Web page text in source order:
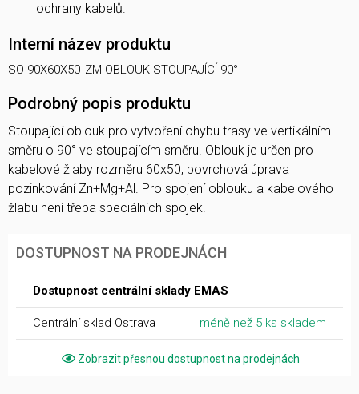
ochrany kabelů.
Interní název produktu
SO 90X60X50_ZM OBLOUK STOUPAJÍCÍ 90°
Podrobný popis produktu
Stoupající oblouk pro vytvoření ohybu trasy ve vertikálním
směru o 90° ve stoupajícím směru. Oblouk je určen pro
kabelové žlaby rozměru 60x50, povrchová úprava
pozinkování Zn+Mg+Al. Pro spojení oblouku a kabelového
žlabu není třeba speciálních spojek.
DOSTUPNOST NA PRODEJNÁCH
Dostupnost centrální sklady EMAS
Centrální sklad Ostrava méně než 5 ks skladem
Zobrazit přesnou dostupnost na prodejnách